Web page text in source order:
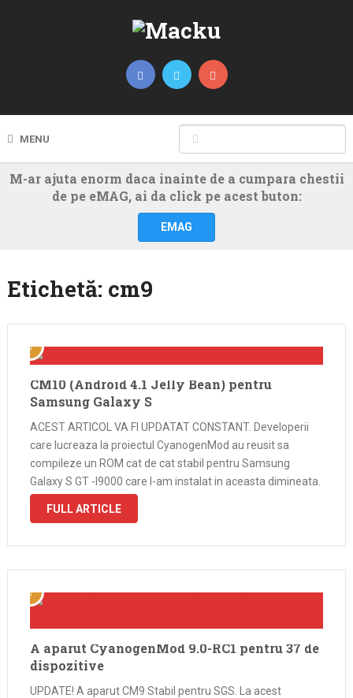
MENU
M-ar ajuta enorm daca inainte de a cumpara chestii
de pe eMAG, ai da click pe acest buton:
EMAG
Etichetă: cm9
CM10 (Android 4.1 Jelly Bean) pentru
Samsung Galaxy S
ACEST ARTICOL VA FI UPDATAT CONSTANT. Developerii
care lucreaza la proiectul CyanogenMod au reusit sa
compileze un ROM cat de cat stabil pentru Samsung
Galaxy S GT -I9000 care l-am instalat in aceasta dimineata.
Pentru o instalare de succes a CyanogenMod10 aveti
FULL ARTICLE
A aparut CyanogenMod 9.0-RC1 pentru 37 de
dispozitive
UPDATE! A aparut CM9 Stabil pentru SGS. La acest